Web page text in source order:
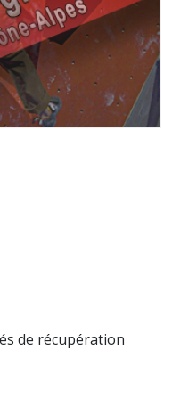
de récupération